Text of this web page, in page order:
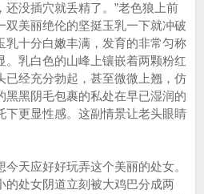
没插穴就丢精了。”老色狼上前
双美丽绝伦的坚挺玉乳一下就冲破
乳十分白嫩丰满，发育的非常匀称
。乳白色的山峰上镶嵌着两颗粉红
已经充分勃起，甚至微微上翘，仿
黑黑阴毛包裹的私处在早已湿润的
下更显性感。这副情景让老头眼睛
天应好好玩弄这个美丽的处女。
的处女阴道立刻被大鸡巴分成两